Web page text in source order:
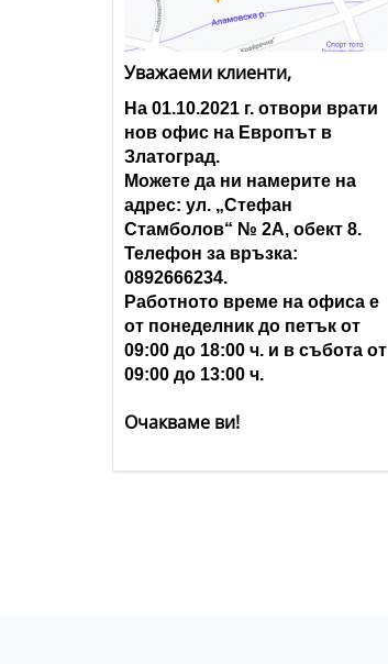
Уважаеми клиенти,
На 01.10.2021 г. отвори врати
нов офис на Европът в
Златоград.
Можете да ни намерите на
адрес: ул. „Стефан
Стамболов“ № 2А, обект 8.
Телефон за връзка:
0892666234.
Работното време на офиса е
от понеделник до петък от
09:00 до 18:00 ч. и в събота от
09:00 до 13:00 ч.
Очакваме ви!